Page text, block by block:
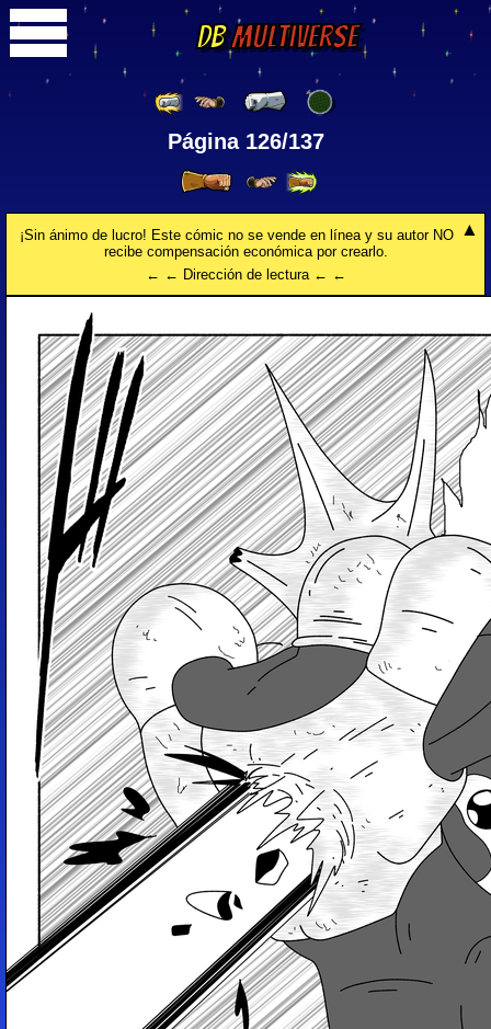
DBMultiverse
Página 126/137
¡Sin ánimo de lucro! Este cómic no se vende en línea y su autor NO
recibe compensación económica por crearlo.
← ← Dirección de lectura ← ←